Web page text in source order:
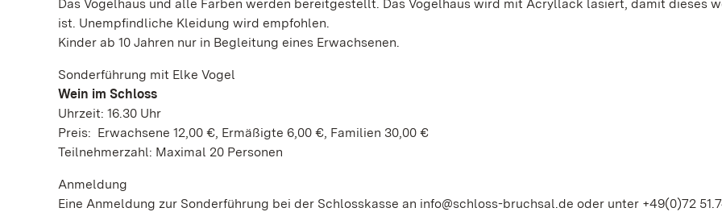
Das Vogelhaus und alle Farben werden bereitgestellt. Das Vogelhaus wird mit Acryllack lasiert, damit dieses
ist. Unempfindliche Kleidung wird empfohlen.
Kinder ab 10 Jahren nur in Begleitung eines Erwachsenen.
Sonderführung mit Elke Vogel
Wein im Schloss
Uhrzeit: 16.30 Uhr
Preis: Erwachsene 12,00 €, Ermäßigte 6,00 €, Familien 30,00 €
Teilnehmerzahl: Maximal 20 Personen
Anmeldung
Eine Anmeldung zur Sonderführung bei der Schlosskasse an info@schloss-bruchsal.de oder unter +49(0)72